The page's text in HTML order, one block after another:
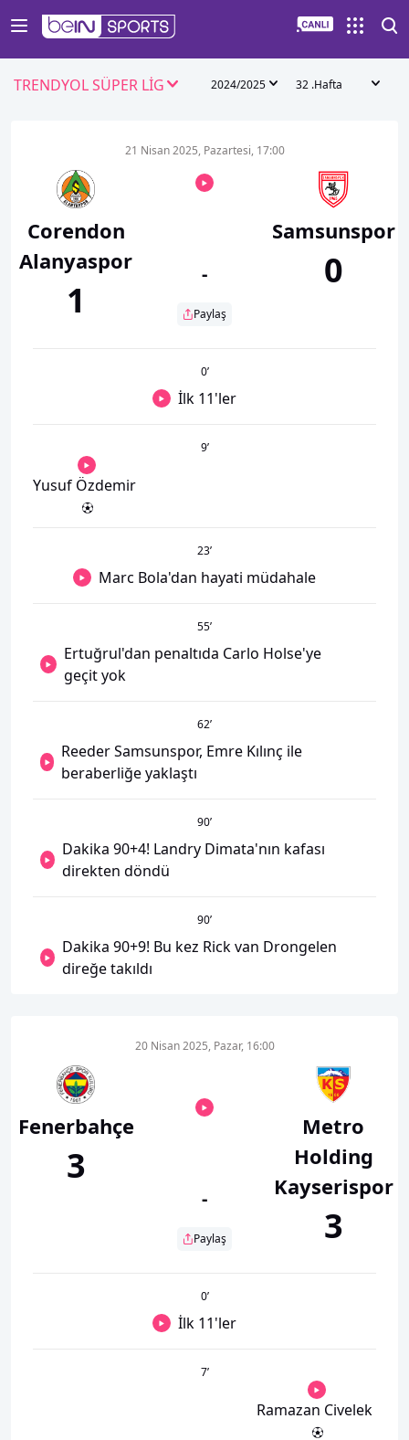
TRENDYOL SÜPER LİG 2024/2025 32 .Hafta
Corendon
Alanyaspor
1
21 Nisan 2025, Pazartesi, 17:00
-
Paylaş
Samsunspor
0
0’
İlk 11'ler
9’
Yusuf Özdemir
23’
Marc Bola'dan hayati müdahale
55’
Ertuğrul'dan penaltıda Carlo Holse'ye
geçit yok
62’
Reeder Samsunspor, Emre Kılınç ile
beraberliğe yaklaştı
90’
Dakika 90+4! Landry Dimata'nın kafası
direkten döndü
90’
Dakika 90+9! Bu kez Rick van Drongelen
direğe takıldı
Fenerbahçe
3
20 Nisan 2025, Pazar, 16:00
-
Paylaş
Metro
Holding
Kayserispor
3
0’
İlk 11'ler
7’
Ramazan Civelek